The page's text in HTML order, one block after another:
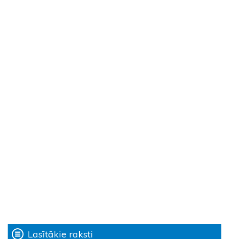
Lasītākie raksti